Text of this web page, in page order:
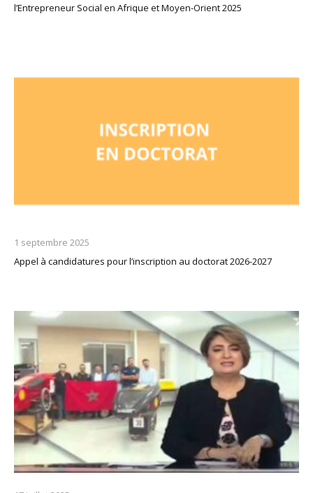
l’Entrepreneur Social en Afrique et Moyen-Orient 2025
1 septembre 2025
Appel à candidatures pour l’inscription au doctorat 2026-2027